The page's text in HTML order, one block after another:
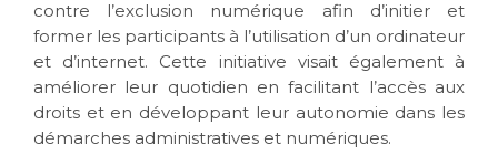
contre l’exclusion numérique afin d’initier et
former les participants à l’utilisation d’un ordinateur
et d’internet. Cette initiative visait également à
améliorer leur quotidien en facilitant l’accès aux
droits et en développant leur autonomie dans les
démarches administratives et numériques.